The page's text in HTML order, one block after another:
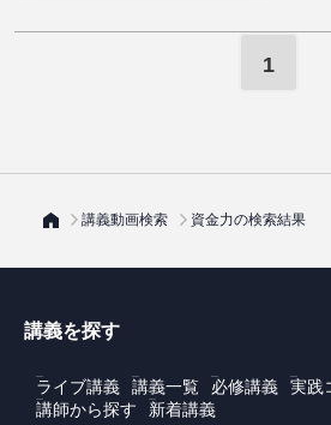
1
講義動画検索 資金力の検索結果
講義を探す
ライブ講義 講義一覧 必修講義 実践
講師から探す
新着講義